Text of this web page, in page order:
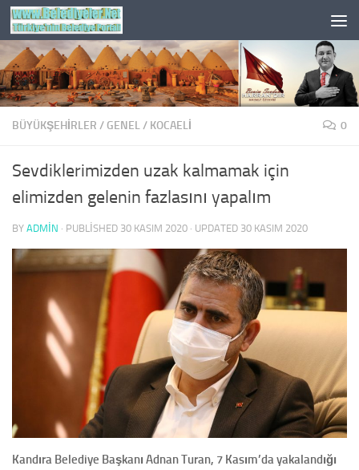
Skip to content
BÜYÜKŞEHİRLER / GENEL/ KOCAELI 0
Sevdiklerimizden uzak kalmamak için
elimizden gelenin fazlasını yapalım
BY ADMIN · PUBLISHED 30 KASIM 2020 · UPDATED 30 KASIM 2020
Kandıra Belediye Başkanı Adnan Turan, 7 Kasım’da yakalandığı